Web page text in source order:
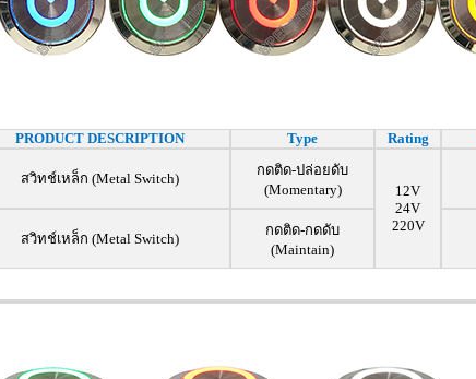
PRODUCT DESCRIPTION Type Rating
สวิทช์เหล็ก (Metal Switch)
กดติด-ปล่อยดับ
(Momentary)
12V
24V
220V
สวิทช์เหล็ก (Metal Switch)
กดติด-กดดับ
(Maintain)